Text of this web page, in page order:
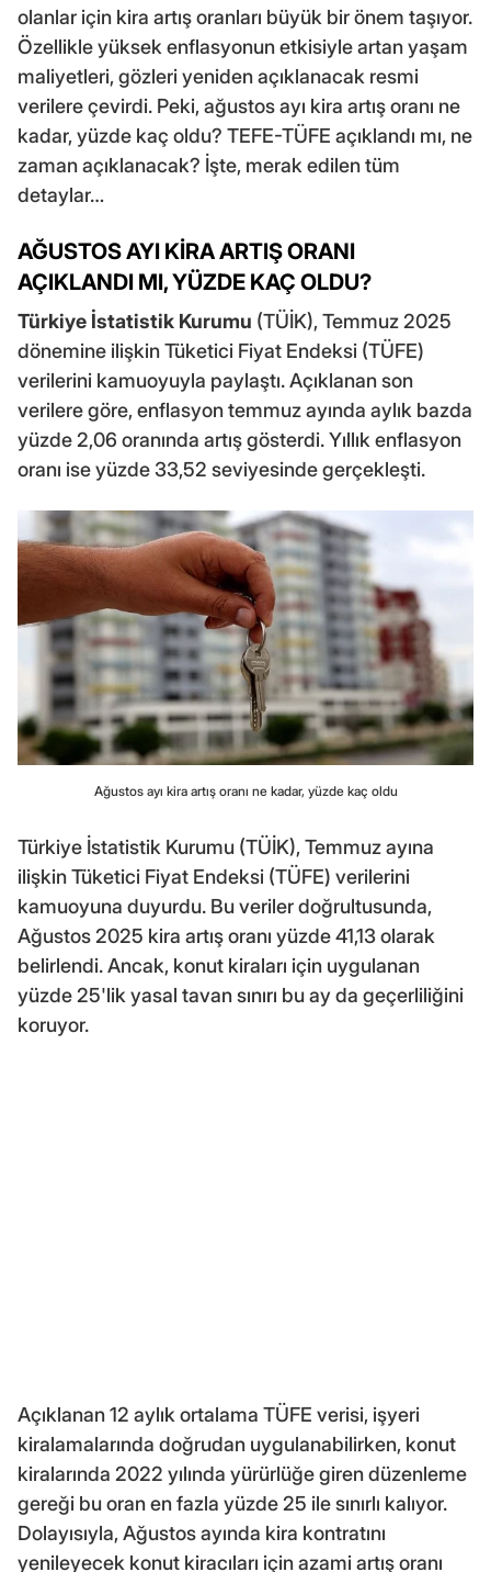
olanlar için kira artış oranları büyük bir önem taşıyor.
Özellikle yüksek enflasyonun etkisiyle artan yaşam
maliyetleri, gözleri yeniden açıklanacak resmi
verilere çevirdi. Peki, ağustos ayı kira artış oranı ne
kadar, yüzde kaç oldu? TEFE-TÜFE açıklandı mı, ne
zaman açıklanacak? İşte, merak edilen tüm
detaylar…
AĞUSTOS AYI KİRA ARTIŞ ORANI
AÇIKLANDI MI, YÜZDE KAÇ OLDU?
Türkiye İstatistik Kurumu (TÜİK), Temmuz 2025
dönemine ilişkin Tüketici Fiyat Endeksi (TÜFE)
verilerini kamuoyuyla paylaştı. Açıklanan son
verilere göre, enflasyon temmuz ayında aylık bazda
yüzde 2,06 oranında artış gösterdi. Yıllık enflasyon
oranı ise yüzde 33,52 seviyesinde gerçekleşti.
Ağustos ayı kira artış oranı ne kadar, yüzde kaç oldu
Türkiye İstatistik Kurumu (TÜİK), Temmuz ayına
ilişkin Tüketici Fiyat Endeksi (TÜFE) verilerini
kamuoyuna duyurdu. Bu veriler doğrultusunda,
Ağustos 2025 kira artış oranı yüzde 41,13 olarak
belirlendi. Ancak, konut kiraları için uygulanan
yüzde 25'lik yasal tavan sınırı bu ay da geçerliliğini
koruyor.
Açıklanan 12 aylık ortalama TÜFE verisi, işyeri
kiralamalarında doğrudan uygulanabilirken, konut
kiralarında 2022 yılında yürürlüğe giren düzenleme
gereği bu oran en fazla yüzde 25 ile sınırlı kalıyor.
Dolayısıyla, Ağustos ayında kira kontratını
yenileyecek konut kiracıları için azami artış oranı